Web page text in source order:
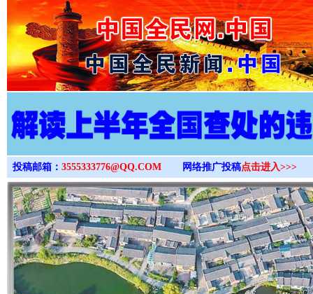
>
投稿邮箱： 3555333776@QQ.COM 网络推广投稿点击进入>>>